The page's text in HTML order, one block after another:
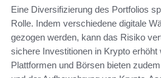
Eine Diversifizierung des Portfolios
Rolle. Indem verschiedene digitale
gezogen werden, kann das Risiko
sichere Investitionen in Krypto erhöht
Plattformen und Börsen bieten